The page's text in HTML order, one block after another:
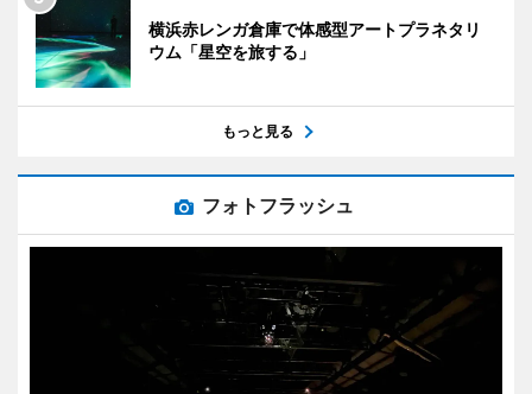
横浜赤レンガ倉庫で体感型アートプラネタリ
ウム「星空を旅する」
もっと見る
フォトフラッシュ